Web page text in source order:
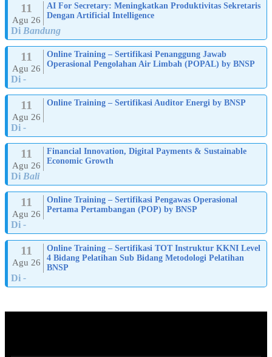
11
Agu 26
AI For Secretary: Meningkatkan Produktivitas Sekretaris
Dengan Artificial Intelligence
Di Bandung
11
Agu 26
Online Training – Sertifikasi Penanggung Jawab
Operasional Pengolahan Air Limbah (POPAL) by BNSP
Di -
11
Agu 26
Online Training – Sertifikasi Auditor Energi by BNSP
Di -
11
Agu 26
Financial Innovation, Digital Payments & Sustainable
Economic Growth
Di Bali
11
Agu 26
Online Training – Sertifikasi Pengawas Operasional
Pertama Pertambangan (POP) by BNSP
Di -
11
Agu 26
Online Training – Sertifikasi TOT Instruktur KKNI Level
4 Bidang Pelatihan Sub Bidang Metodologi Pelatihan
BNSP
Di -